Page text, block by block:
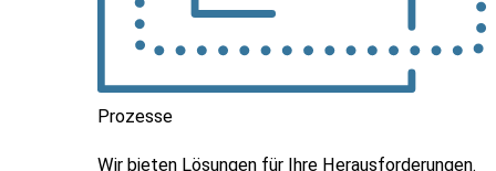
Prozesse
Wir bieten Lösungen für Ihre Herausforderungen.